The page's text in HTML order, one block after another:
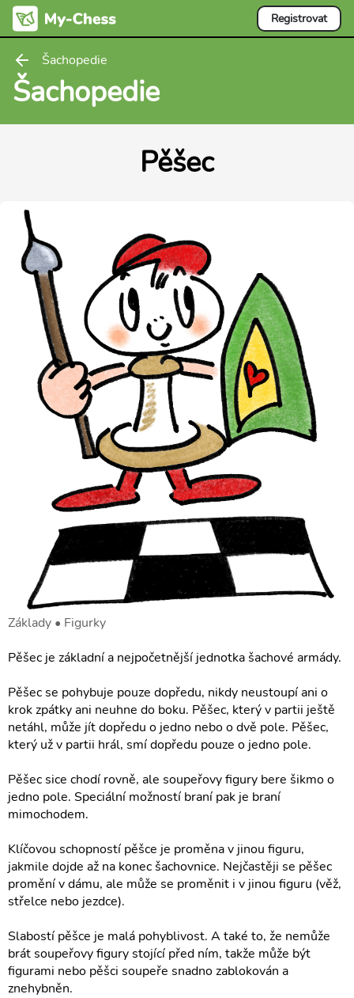
Registrovat
Šachopedie
Šachopedie
Pěšec
Základy • Figurky
Pěšec je základní a nejpočetnější jednotka šachové armády.
Pěšec se pohybuje pouze dopředu, nikdy neustoupí ani o
krok zpátky ani neuhne do boku. Pěšec, který v partii ještě
netáhl, může jít dopředu o jedno nebo o dvě pole. Pěšec,
který už v partii hrál, smí dopředu pouze o jedno pole.
Pěšec sice chodí rovně, ale soupeřovy figury bere šikmo o
jedno pole. Speciální možností braní pak je braní
mimochodem.
Klíčovou schopností pěšce je proměna v jinou figuru,
jakmile dojde až na konec šachovnice. Nejčastěji se pěšec
promění v dámu, ale může se proměnit i v jinou figuru (věž,
střelce nebo jezdce).
Slabostí pěšce je malá pohyblivost. A také to, že nemůže
brát soupeřovy figury stojící před ním, takže může být
figurami nebo pěšci soupeře snadno zablokován a
znehybněn.